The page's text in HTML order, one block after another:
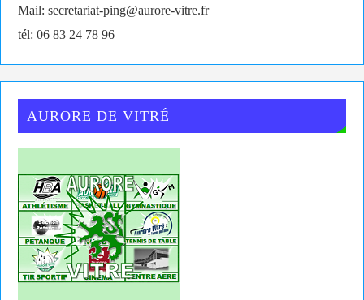
Mail: secretariat-ping@aurore-vitre.fr
tél: 06 83 24 78 96
AURORE DE VITRÉ